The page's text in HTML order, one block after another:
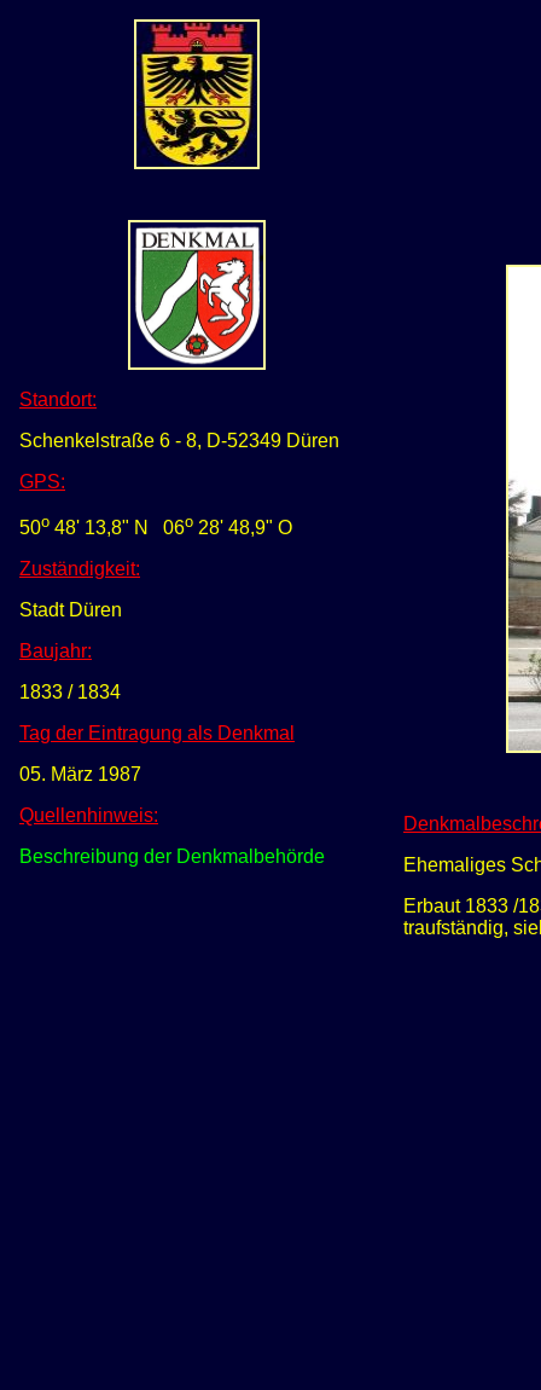
Standort:
Schenkelstraße 6 - 8, D-52349 Düren
GPS:
50o 48' 13,8" N 06o 28' 48,9" O
Zuständigkeit:
Stadt Düren
Baujahr:
1833 / 1834
Tag der Eintragung als Denkmal
05. März 1987
Quellenhinweis:
Beschreibung der Denkmalbehörde
Ehemaliges
Erbaut 1833 /
traufständig,